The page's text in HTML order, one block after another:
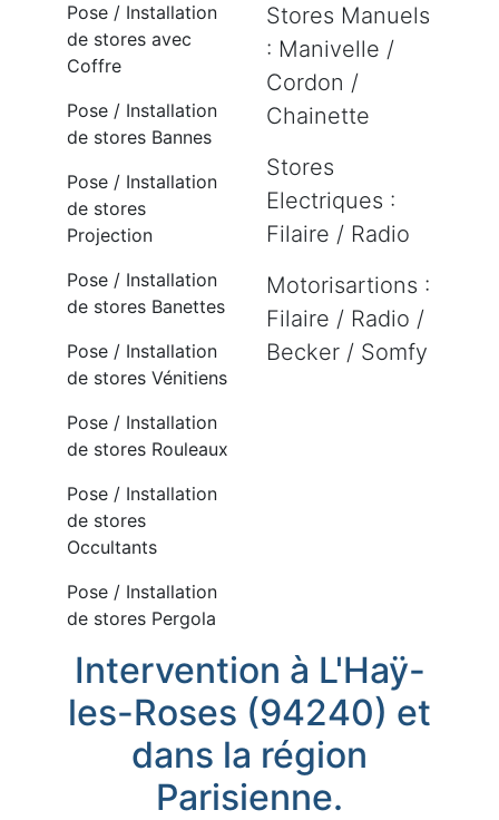
Pose / Installation
de stores avec
Coffre
Pose / Installation
de stores Bannes
Pose / Installation
de stores
Projection
Pose / Installation
de stores Banettes
Pose / Installation
de stores Vénitiens
Pose / Installation
de stores Rouleaux
Pose / Installation
de stores
Occultants
Pose / Installation
de stores Pergola
Stores Manuels
: Manivelle /
Cordon /
Chainette
Stores
Electriques :
Filaire / Radio
Motorisartions :
Filaire / Radio /
Becker / Somfy
Intervention à L'Haÿ-
les-Roses (94240) et
dans la région
Parisienne.